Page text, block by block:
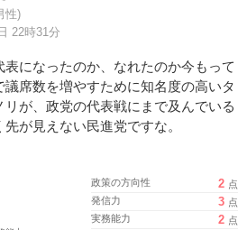
性)
22時31分
になったのか、なれたのか今もって
席数を増やすために知名度の高いタ
が、政党の代表戦にまで及んでいる
が見えない民進党ですな。
政策の方向性 2 点
発信力
3 点
実務能力
2 点